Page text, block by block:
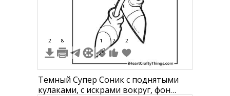
2 8 1 2 2
Темный Супер Соник с поднятыми
кулаками, с искрами вокруг, фон